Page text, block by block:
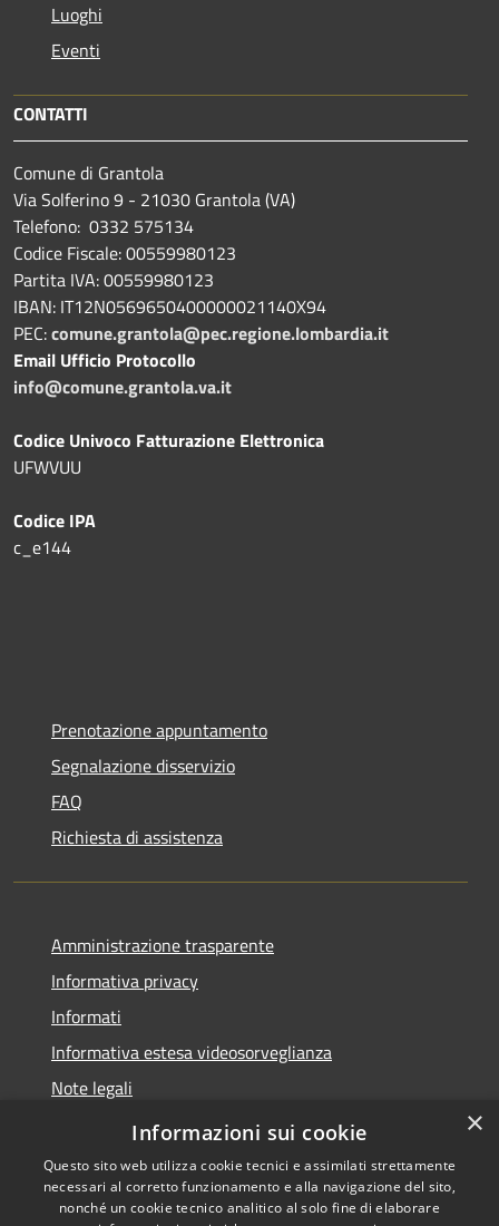
Luoghi
Eventi
CONTATTI
Comune di Grantola
Via Solferino 9 - 21030 Grantola (VA)
Telefono: 0332 575134
Codice Fiscale: 00559980123
Partita IVA: 00559980123
IBAN: IT12N0569650400000021140X94
PEC:comune.grantola@pec.regione.lombardia.it
Email Ufficio Protocollo
info@comune.grantola.va.it
Codice Univoco Fatturazione Elettronica
UFWVUU
Codice IPA
c_e144
Prenotazione appuntamento
Segnalazione disservizio
FAQ
Richiesta di assistenza
Amministrazione trasparente
Informativa privacy
Informati
Informativa estesa videosorveglianza
Note legali
Dichiarazione di accessibilità
×
Informazioni sui cookie
Questo sito web utilizza cookie tecnici e assimilati strettamente
necessari al corretto funzionamento e alla navigazione del sito,
nonché un cookie tecnico analitico al solo fine di elaborare